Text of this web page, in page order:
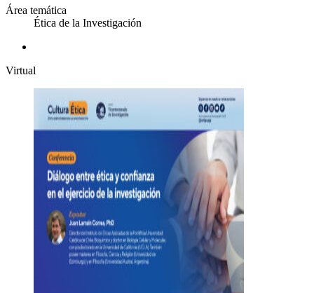
Área temática
Ética de la Investigación
Virtual